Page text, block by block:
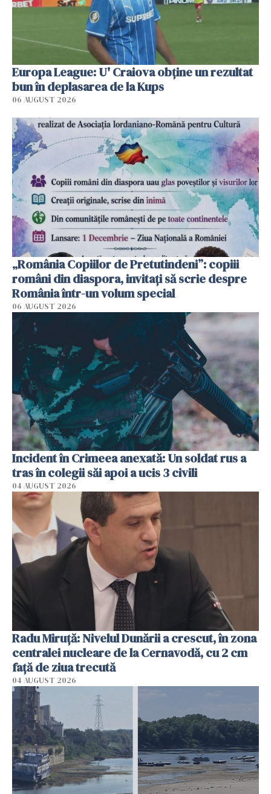
Europa League: U' Craiova obține un rezultat
bun în deplasarea de la Kups
06 AUGUST 2026
„România Copiilor de Pretutindeni”: copiii
români din diaspora, invitați să scrie despre
România într-un volum special
06 AUGUST 2026
Incident în Crimeea anexată: Un soldat rus a
tras în colegii săi apoi a ucis 3 civili
04 AUGUST 2026
Radu Miruţă: Nivelul Dunării a crescut, în zona
centralei nucleare de la Cernavodă, cu 2 cm
faţă de ziua trecută
04 AUGUST 2026